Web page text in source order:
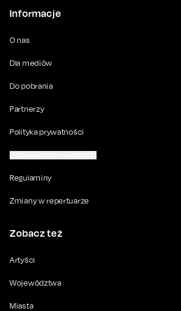
Informacje
O nas
Dla mediów
Do pobrania
Partnerzy
Polityka prywatności
Regulaminy
Zmiany w repertuarze
Zobacz też
Artyści
Województwa
Miasta